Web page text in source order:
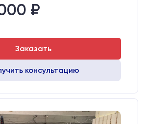
₽
Заказать
консультацию